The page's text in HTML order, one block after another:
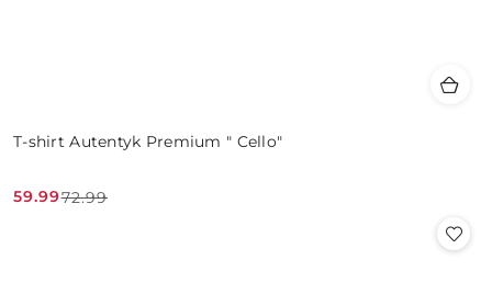
T-shirt Autentyk Premium " Cello"
Cena
59.99
Cena
72.99